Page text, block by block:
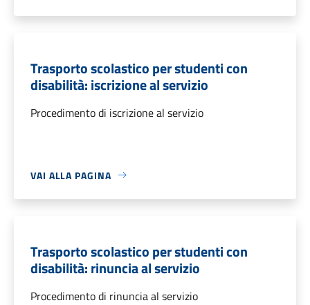
Trasporto scolastico per studenti con
disabilità: iscrizione al servizio
Procedimento di iscrizione al servizio
VAI ALLA PAGINA
Trasporto scolastico per studenti con
disabilità: rinuncia al servizio
Procedimento di rinuncia al servizio